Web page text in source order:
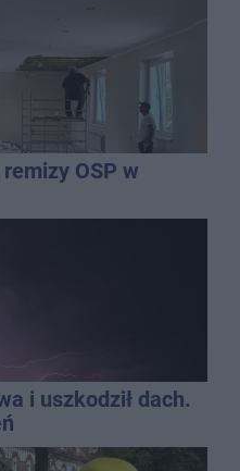
OSP w
i uszkodził dach.